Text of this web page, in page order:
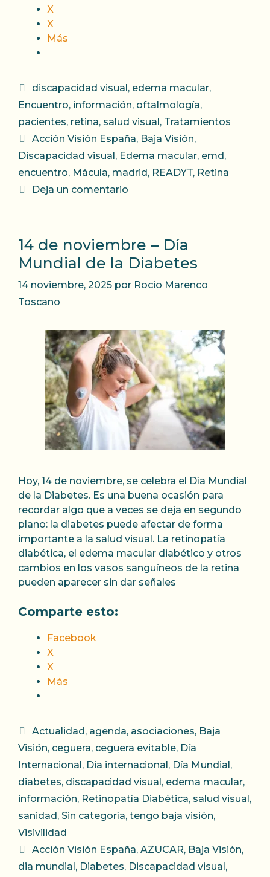
X
X
Más
Categorías
discapacidad visual , edema macular,
Encuentro, información, oftalmología,
pacientes, retina, salud visual , Tratamientos
Etiquetas
Acción Visión España, Baja Visión,
Discapacidad visual , Edema macular, emd ,
encuentro, Mácula, madrid , READYT, Retina
Deja un comentario
14 de noviembre – Día
Mundial de la Diabetes
14 noviembre, 2025 por Rocio Marenco
Toscano
Hoy, 14 de noviembre, se celebra el Día Mundial
de la Diabetes. Es una buena ocasión para
recordar algo que a veces se deja en segundo
plano: la diabetes puede afectar de forma
importante a la salud visual. La retinopatía
diabética, el edema macular diabético y otros
cambios en los vasos sanguíneos de la retina
pueden aparecer sin dar señales
Comparte esto:
Facebook
X
X
Más
Categorías
Actualidad , agenda, asociaciones, Baja
Visión, ceguera, ceguera evitable, Día
Internacional , Dia internacional , Día Mundial ,
diabetes, discapacidad visual , edema macular,
información, Retinopatía Diabética, salud visual ,
sanidad , Sin categoría, tengo baja visión,
Visivilidad
Etiquetas
Acción Visión España, AZUCAR, Baja Visión,
dia mundial , Diabetes, Discapacidad visual ,